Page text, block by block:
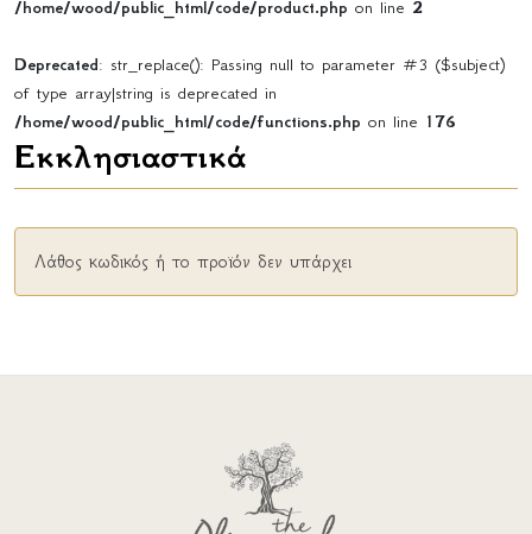
/home/wood/public_html/code/product.php on line 2
Deprecated: str_replace(): Passing null to parameter #3 ($subject)
of type array|string is deprecated in
/home/wood/public_html/code/functions.php on line 176
Εκκλησιαστικά
Λάθος κωδικός ή το προϊόν δεν υπάρχει